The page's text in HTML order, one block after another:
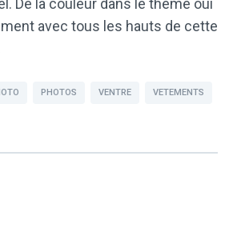
avec tous les hauts de cette
PHOTOS VENTRE VETEMENTS